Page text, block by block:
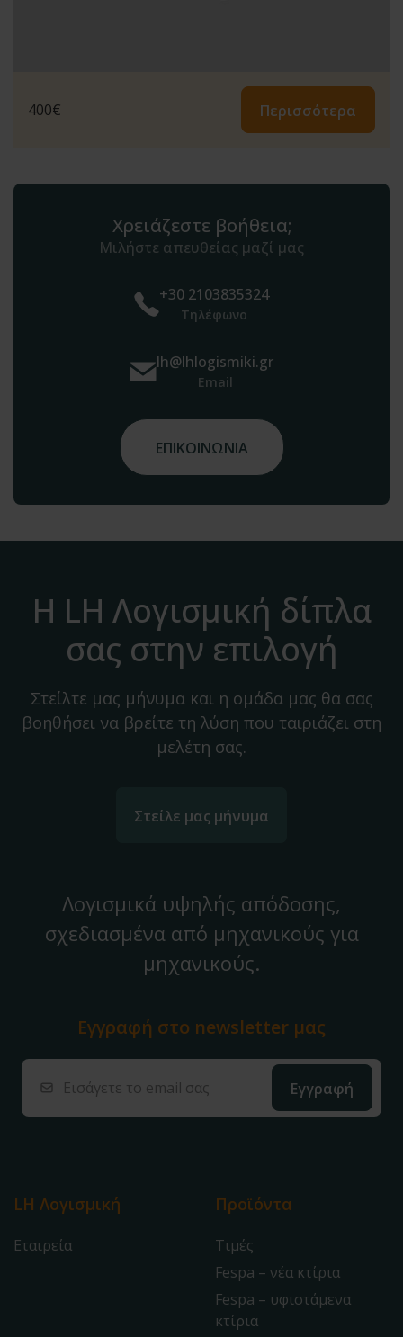
400€ Περισσότερα
Χρειάζεστε βοήθεια;
Μιλήστε απευθείας μαζί μας
+30 2103835324
Τηλέφωνο
lh@lhlogismiki.gr
Email
ΕΠΙΚΟΙΝΩΝΙΑ
Η LH Λογισμική δίπλα
σας στην επιλογή
Στείλτε μας μήνυμα και η ομάδα μας θα σας
βοηθήσει να βρείτε τη λύση που ταιριάζει στη
μελέτη σας.
Στείλε μας μήνυμα
Λογισμικά υψηλής απόδοσης,
σχεδιασμένα από μηχανικούς για
μηχανικούς.
LH Λογισμική
Εταιρεία
Προϊόντα
Τιμές
Fespa – νέα κτίρια
Fespa – υφιστάμενα
κτίρια
Εγγραφή στο newsletter μας